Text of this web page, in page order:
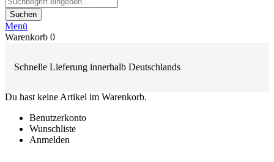
Suchen
Menü
Warenkorb 0
Schnelle Lieferung innerhalb Deutschlands
Du hast keine Artikel im Warenkorb.
Benutzerkonto
Wunschliste
Anmelden